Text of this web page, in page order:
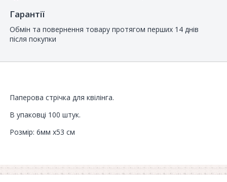
Гарантії
Обмін та повернення товару протягом перших 14 днів
після покупки
Паперова стрічка для квілінга.
В упаковці 100 штук.
Розмір: 6мм x53 см